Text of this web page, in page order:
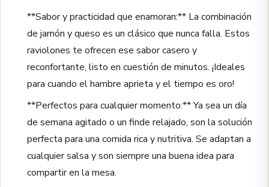
**Sabor y practicidad que enamoran:** La combinación
de jamón y queso es un clásico que nunca falla. Estos
raviolones te ofrecen ese sabor casero y
reconfortante, listo en cuestión de minutos. ¡Ideales
para cuando el hambre aprieta y el tiempo es oro!
**Perfectos para cualquier momento:** Ya sea un día
de semana agitado o un finde relajado, son la solución
perfecta para una comida rica y nutritiva. Se adaptan a
cualquier salsa y son siempre una buena idea para
compartir en la mesa.